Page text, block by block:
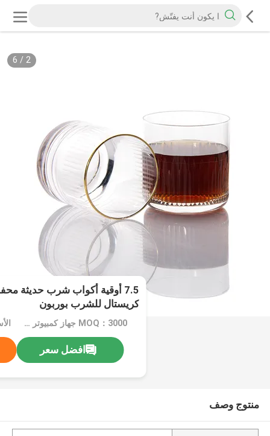
2
/
6
7.5 أوقية أكواب شرب حديثة
كريستال للشرب بوربون
MOQ：3000 جهاز كمبيوتر شخصى
افضل سعر
منتوج وصف